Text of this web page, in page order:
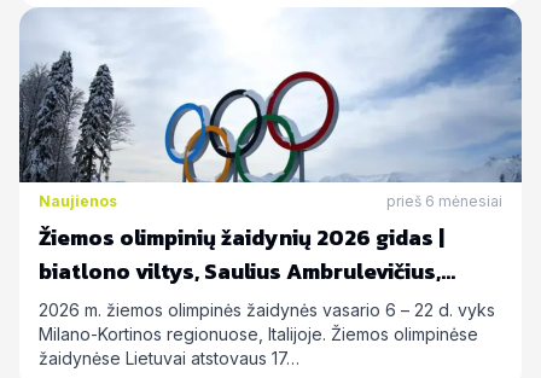
Naujienos prieš 6 mėnesiai
Žiemos olimpinių žaidynių 2026 gidas |
biatlono viltys, Saulius Ambrulevičius,
Allison Reed ir kiti
2026 m. žiemos olimpinės žaidynės vasario 6 – 22 d. vyks
Milano-Kortinos regionuose, Italijoje. Žiemos olimpinėse
žaidynėse Lietuvai atstovaus 17…